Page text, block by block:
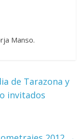
Manso.
de Tarazona y
invitados